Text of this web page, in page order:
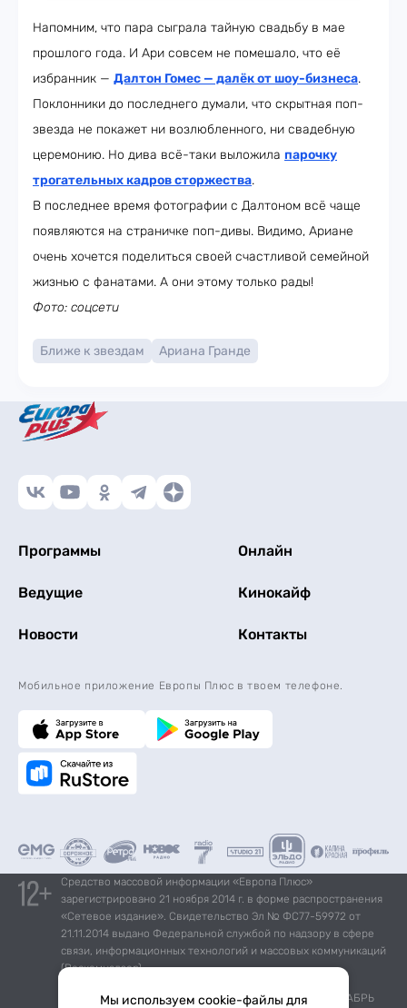
Напомним, что пара сыграла тайную свадьбу в мае
прошлого года. И Ари совсем не помешало, что её
избранник — Далтон Гомес — далёк от шоу-бизнеса.
Поклонники до последнего думали, что скрытная поп-
звезда не покажет ни возлюбленного, ни свадебную
церемонию. Но дива всё-таки выложила парочку
трогательных кадров сторжества.
В последнее время фотографии с Далтоном всё чаще
появляются на страничке поп-дивы. Видимо, Ариане
очень хочется поделиться своей счастливой семейной
жизнью с фанатами. А они этому только рады!
Фото: соцсети
Ближе к звездам Ариана Гранде
Программы Онлайн
Ведущие Кинокайф
Новости Контакты
Мобильное приложение Европы Плюс в твоем телефоне.
Средство массовой информации «Европа Плюс»
зарегистрировано 21 ноября 2014 г. в форме распространения
«Сетевое издание». Свидетельство Эл № ФС77-59972 от
21.11.2014 выдано Федеральной службой по надзору в сфере
связи, информационных технологий и массовых коммуникаций
(Роскомнадзор).
*Mediascope, Radio Index – РОССИЯ 100К+, ИЮЛЬ - ДЕКАБРЬ
Мы используем cookie-файлы для